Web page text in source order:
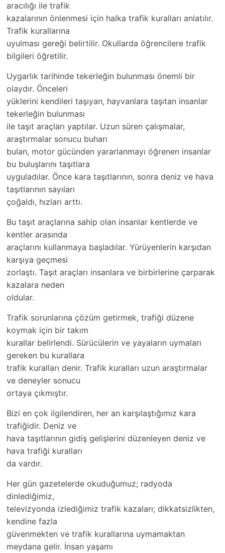
aracılığı ile trafik
kazalarının önlenmesi için halka trafik kuralları anlatılır.
Trafik kurallarına
uyulması gereği belirtilir. Okullarda öğrencilere trafik
bilgileri öğretilir.
Uygarlık tarihinde tekerleğin bulunması önemli bir
olaydır. Önceleri
yüklerini kendileri taşıyan, hayvanlara taşıtan insanlar
tekerleğin bulunması
ile taşıt araçları yaptılar. Uzun süren çalışmalar,
araştırmalar sonucu buharı
bulan, motor gücünden yararlanmayı öğrenen insanlar
bu buluşlarını taşıtlara
uyguladılar. Önce kara taşıtlarının, sonra deniz ve hava
taşıtlarının sayıları
çoğaldı, hızları arttı.
Bu taşıt araçlarına sahip olan insanlar kentlerde ve
kentler arasında
araçlarını kullanmaya başladılar. Yürüyenlerin karşıdan
karşıya geçmesi
zorlaştı. Taşıt araçları insanlara ve birbirlerine çarparak
kazalara neden
oldular.
Trafik sorunlarına çözüm getirmek, trafiği düzene
koymak için bir takım
kurallar belirlendi. Sürücülerin ve yayaların uymaları
gereken bu kurallara
trafik kuralları denir. Trafik kuralları uzun araştırmalar
ve deneyler sonucu
ortaya çıkmıştır.
Bizi en çok ilgilendiren, her an karşılaştığımız kara
trafiğidir. Deniz ve
hava taşıtlarının gidiş gelişlerini düzenleyen deniz ve
hava trafiği kuralları
da vardır.
Her gün gazetelerde okuduğumuz; radyoda
dinlediğimiz,
televizyonda izlediğimiz trafik kazaları; dikkatsizlikten,
kendine fazla
güvenmekten ve trafik kurallarına uymamaktan
meydana gelir. İnsan yaşamı